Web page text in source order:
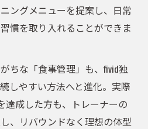
ングメニューを提案し、日常
慣を取り入れることができま
ちな「食事管理」も、fivid独
しやすい方法へと進化。実際
達成した方も、トレーナーの
、リバウンドなく理想の体型